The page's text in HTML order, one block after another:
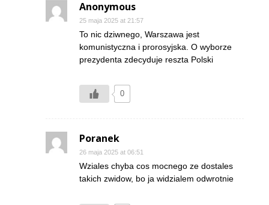
Anonymous
25 maja 2025 at 21:57
To nic dziwnego, Warszawa jest
komunistyczna i prorosyjska. O wyborze
prezydenta zdecyduje reszta Polski
0
Poranek
26 maja 2025 at 06:51
Wziales chyba cos mocnego ze dostales
takich zwidow, bo ja widzialem odwrotnie